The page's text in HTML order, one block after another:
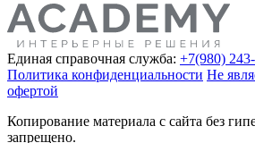
Единая справочная служба: +7(980)
Политика конфиденциальности Не
офертой
Копирование материала с сайта без
запрещено.